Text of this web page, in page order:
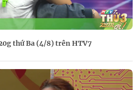
thứ Ba (4/8) trên HTV7